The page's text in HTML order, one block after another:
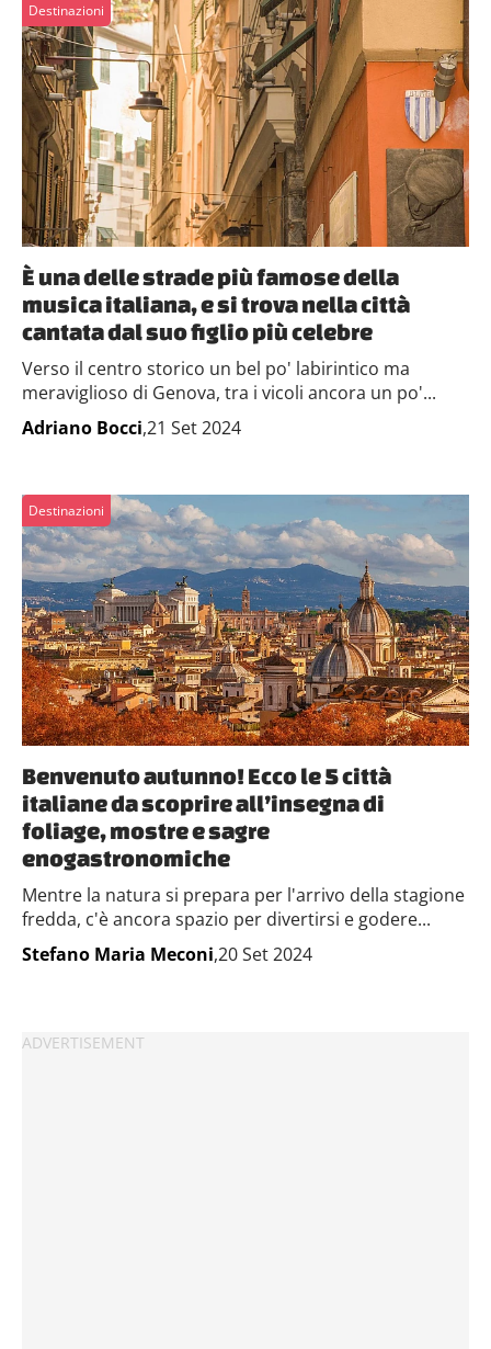
Destinazioni
È una delle strade più famose della
musica italiana, e si trova nella città
cantata dal suo figlio più celebre
Verso il centro storico un bel po' labirintico ma
meraviglioso di Genova, tra i vicoli ancora un po'...
Adriano Bocci,21 Set 2024
Destinazioni
Benvenuto autunno! Ecco le 5 città
italiane da scoprire all’insegna di
foliage, mostre e sagre
enogastronomiche
Mentre la natura si prepara per l'arrivo della stagione
fredda, c'è ancora spazio per divertirsi e godere...
Stefano Maria Meconi,20 Set 2024